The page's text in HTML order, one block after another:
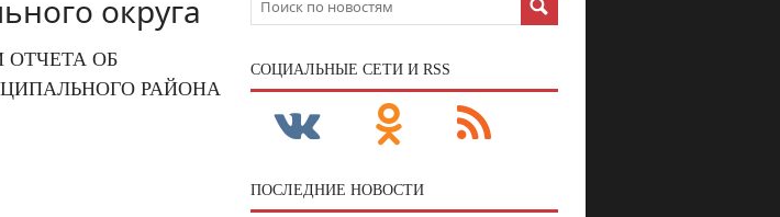
округа
ОТЧЕТА ОБ
РАЙОНА
CОЦИАЛЬНЫЕ СЕТИ И RSS
ПОСЛЕДНИЕ НОВОСТИ